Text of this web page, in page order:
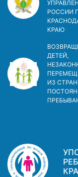
РОССИИ
КРАЮ
ДЕТЕЙ,
ИЗ